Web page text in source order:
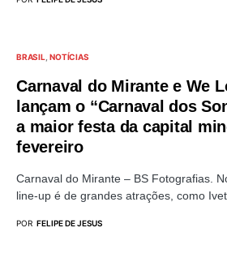
BRASIL NOTÍCIAS
Carnaval do Mirante e We
lançam o “Carnaval dos
a maior festa da capital
fevereiro
Carnaval do Mirante – BS Fotografias.
line-up é de grandes atrações, como
POR FELIPE DE JESUS